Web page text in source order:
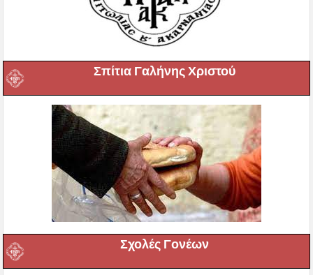
Σπίτια Γαλήνης Χριστού
Σχολές Γονέων